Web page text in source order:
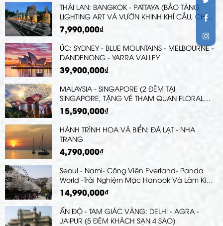
THÁI LAN: BANGKOK - PATTAYA (BẢO TÀNG
LIGHTING ART VÀ VƯỜN KHINH KHÍ CẦU, CHỢ
NỔI BỐN MIỀN, THƯỞNG THỨC BỮA TỐI TRÊN
DU THUYỀN SÔNG CHAO PHRAYA, TẶNG VÉ
XEM CALYPSO CABARET SHOW, BÁNH PHỦ
VÀNG VÀ XÔI XOÀI) | CHƯƠNG TRÌNH MỚI
7,990,000₫
ÚC: SYDNEY - BLUE MOUNTAINS - MELBOURNE -
DANDENONG - YARRA VALLEY
39,900,000₫
MALAYSIA - SINGAPORE (2 ĐÊM TẠI
SINGAPORE, TẶNG VÉ THAM QUAN FLORAL
FANTASY DOME)
15,590,000₫
HÀNH TRÌNH HOA VÀ BIỂN: ĐÀ LẠT - NHA
TRANG
4,790,000₫
Seoul - Nami- Công Viên Everland- Panda
World -Trải Nghiệm Mặc Hanbok Và Làm Kim
Chi
14,990,000₫
ẤN ĐỘ - TAM GIÁC VÀNG: DELHI - AGRA -
JAIPUR (5 ĐÊM KHÁCH SẠN 4 SAO)